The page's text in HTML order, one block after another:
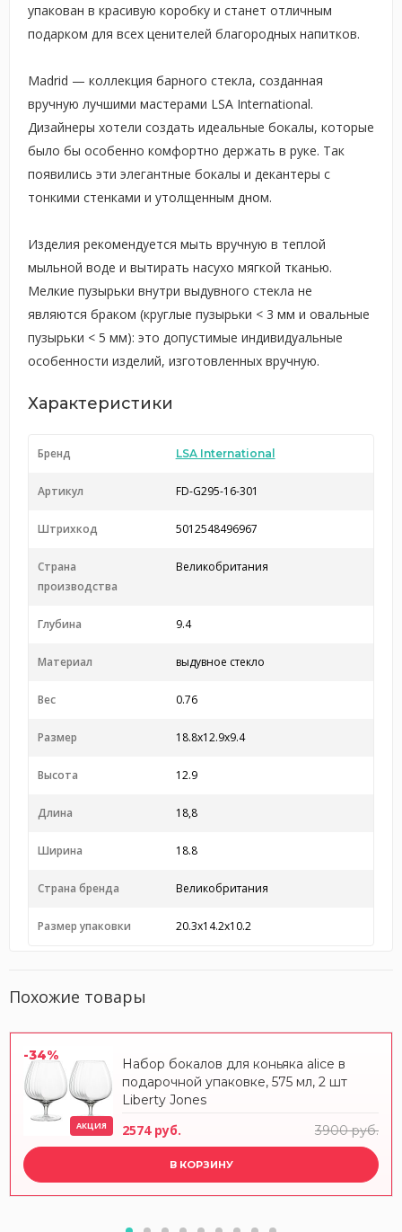
упакован в красивую коробку и станет отличным
подарком для всех ценителей благородных напитков.
Madrid — коллекция барного стекла, созданная
вручную лучшими мастерами LSA International.
Дизайнеры хотели создать идеальные бокалы, которые
было бы особенно комфортно держать в руке. Так
появились эти элегантные бокалы и декантеры с
тонкими стенками и утолщенным дном.
Изделия рекомендуется мыть вручную в теплой
мыльной воде и вытирать насухо мягкой тканью.
Мелкие пузырьки внутри выдувного стекла не
являются браком (круглые пузырьки < 3 мм и овальные
пузырьки < 5 мм): это допустимые индивидуальные
особенности изделий, изготовленных вручную.
Характеристики
Бренд LSA International
Артикул FD-G295-16-301
Штрихкод 5012548496967
Страна
производства
Великобритания
Глубина 9.4
Материал выдувное стекло
Вес 0.76
Размер 18.8x12.9x9.4
Высота 12.9
Длина 18,8
Ширина 18.8
Страна бренда Великобритания
Размер упаковки 20.3x14.2x10.2
Похожие товары
-34%
АКЦИЯ
Набор бокалов для коньяка alice в
подарочной упаковке, 575 мл, 2 шт
Liberty Jones
2574 руб. 3900 руб.
В КОРЗИНУ